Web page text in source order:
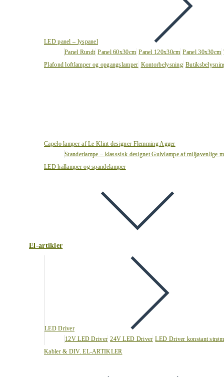
LED panel – lyspanel
Panel Rundt Panel 60x30cm Panel 120x30cm Panel 30x30cm
Plafond loftlamper og opgangslamper Kontorbelysning
Capelo lamper af Le Klint designer Flemming Agger
Standerlampe – klasssisk designet Gulvlampe af miljøvenlige
LED hallamper og spandelamper
El-artikler
LED Driver
12V LED Driver 24V LED Driver LED Driver konstant strøm
Kabler & DIV. EL-ARTIKLER